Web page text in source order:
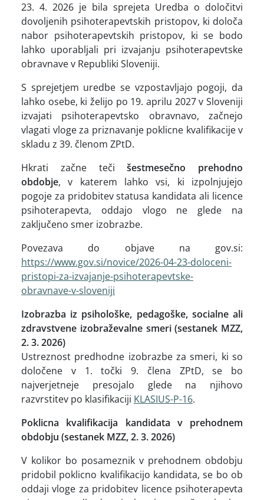
23. 4. 2026 je bila sprejeta Uredba o določitvi
dovoljenih psihoterapevtskih pristopov, ki določa
nabor psihoterapevtskih pristopov, ki se bodo
lahko uporabljali pri izvajanju psihoterapevtske
obravnave v Republiki Sloveniji.
S sprejetjem uredbe se vzpostavljajo pogoji, da
lahko osebe, ki želijo po 19. aprilu 2027 v Sloveniji
izvajati psihoterapevtsko obravnavo, začnejo
vlagati vloge za priznavanje poklicne kvalifikacije v
skladu z 39. členom ZPtD.
Hkrati začne tečišestmesečno prehodno
obdobje, v katerem lahko vsi, ki izpolnjujejo
pogoje za pridobitev statusa kandidata ali licence
psihoterapevta, oddajo vlogo ne glede na
zaključeno smer izobrazbe.
Povezava do objave na gov.si:
https://www.gov.si/novice/2026-04-23-doloceni-
pristopi-za-izvajanje-psihoterapevtske-
obravnave-v-sloveniji
Izobrazba iz psihološke, pedagoške, socialne ali
zdravstvene izobraževalne smeri (sestanek MZZ,
2. 3. 2026)
Ustreznost predhodne izobrazbe za smeri, ki so
določene v 1. točki 9. člena ZPtD, se bo
najverjetneje presojalo glede na njihovo
razvrstitev po klasifikaciji KLASIUS-P-16.
Poklicna kvalifikacija kandidata v prehodnem
obdobju (sestanek MZZ, 2. 3. 2026)
V kolikor bo posameznik v prehodnem obdobju
pridobil poklicno kvalifikacijo kandidata, se bo ob
oddaji vloge za pridobitev licence psihoterapevta